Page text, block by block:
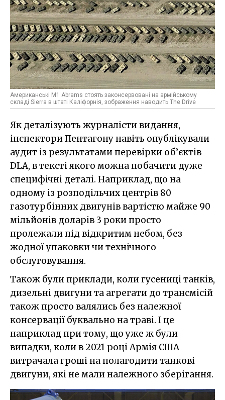
Американські M1 Abrams стоять законсервовані на армійському
складі Sierra в штаті Каліфорнія, зображення наводить The Drive
Як деталізують журналісти видання,
інспектори Пентагону навіть опублікували
аудит із результатами перевірки об’єктів
DLA, в тексті якого можна побачити дуже
специфічні деталі. Наприклад, що на
одному із розподільчих центрів 80
газотурбінних двигунів вартістю майже 90
мільйонів доларів 3 роки просто
пролежали під відкритим небом, без
жодної упаковки чи технічного
обслуговування.
Також були приклади, коли гусениці танків,
дизельні двигуни та агрегати до трансмісій
також просто валялись без належної
консервації буквально на траві. І це
наприклад при тому, що уже ж були
випадки, коли в 2021 році Армія США
витрачала гроші на полагодити танкові
двигуни, які не мали належного зберігання.